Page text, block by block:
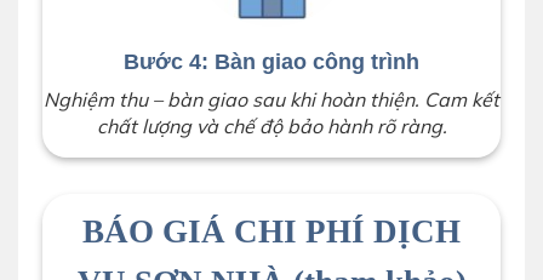
Bước 4: Bàn giao công trình
Nghiệm thu – bàn giao sau khi hoàn thiện. Cam kết
chất lượng và chế độ bảo hành rõ ràng.
BÁO GIÁ CHI PHÍ DỊCH